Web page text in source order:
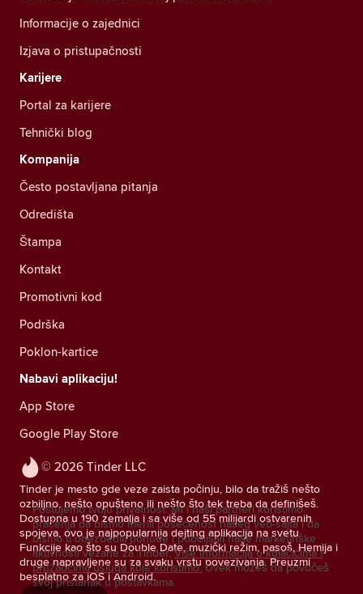
© 2026 Tinder LLC
Tinder je mesto gde veze zaista počinju, bilo da tražiš nešto
ozbiljno, nešto opušteno ili nešto što tek treba da definišeš.
Dostupna u 190 zemalja i sa više od 55 milijardi ostvarenih
spojeva, ovo je najpopularnija dejting aplikacija na svetu.
Funkcije kao što su Double Date, muzički režim, pasoš, Hemija i
druge napravljene su za svaku vrstu povezivanja. Preuzmi
besplatno za iOS i Android.
Informacije o zajednici
Izjava o pristupačnosti
Karijere
Portal za karijere
Tehnički blog
Kompanija
Često postavljana pitanja
Odredišta
Štampa
Kontakt
Promotivni kod
Podrška
Poklon-kartice
Nabavi aplikaciju!
App Store
Google Play Store
Poštujemo tvoju privatnost. Mi i naši partneri koristimo
praćenja da bismo merili posećenost našeg veb-sajta i da
bismo ti obezbedili ponude i poboljšali naše marketinške
aktivnosti vezane za Tinder. Više informacija o kolačićima i
pružaocima usluga koje koristimo. Uvek možeš da povučeš
svoj pristanak u postavkama.